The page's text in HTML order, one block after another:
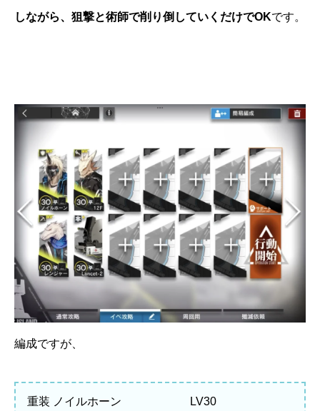
しながら、狙撃と術師で削り倒していくだけでOKです。
編成ですが、
重装 ノイルホーン LV30